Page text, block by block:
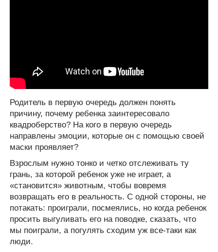
Родитель в первую очередь должен понять
причину, почему ребенка заинтересовало
квадроберство? На кого в первую очередь
направлены эмоции, которые он с помощью своей
маски проявляет?
Взрослым нужно тонко и четко отслеживать ту
грань, за которой ребенок уже не играет, а
«становится» животным, чтобы вовремя
возвращать его в реальность. С одной стороны, не
потакать: проиграли, посмеялись, но когда ребенок
просить выгуливать его на поводке, сказать, что
мы поиграли, а погулять сходим уж все-таки как
люди.